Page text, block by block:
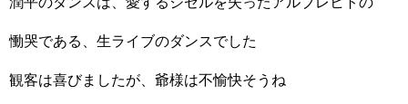
慟哭である、生ライブのダンスでした
観客は喜びましたが、爺様は不愉快そうね